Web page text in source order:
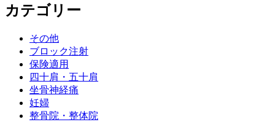
カテゴリー
その他
ブロック注射
保険適用
四十肩・五十肩
坐骨神経痛
妊婦
整骨院・整体院